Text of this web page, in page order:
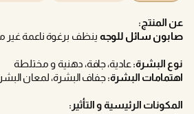
عن المنتج:
صابون سائل للوجه ينظف برغوة ناعمة غير
نوع البشرة: عادية، جافة، دهنية و مختلطة
اهتمامات البشرة:جفاف البشرة، لمعان
المكونات الرئيسية و التأثير: